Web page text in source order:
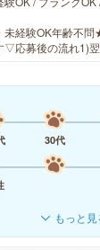
未経験OK年齢不
▽応募後の流れ1)
30代
もっと見